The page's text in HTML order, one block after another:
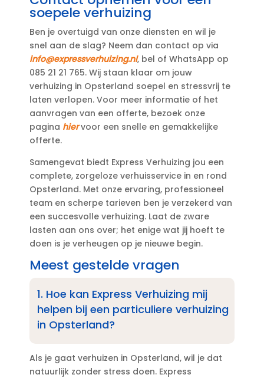
soepele verhuizing
Ben je overtuigd van onze diensten en wil je
snel aan de slag? Neem dan contact op via
info@expressverhuizing.​nl, bel of WhatsApp op
085 21 21 765.​ Wij staan klaar om jouw
verhuizing in Opsterland soepel en stressvrij te
laten verlopen.​ Voor meer informatie of het
aanvragen van een offerte, bezoek onze
pagina hiervoor een snelle en gemakkelijke
offerte.​
Samengevat biedt Express Verhuizing jou een
complete, zorgeloze verhuisservice in en rond
Opsterland.​ Met onze ervaring, professioneel
team en scherpe tarieven ben je verzekerd van
een succesvolle verhuizing.​ Laat de zware
lasten aan ons over; het enige wat jij hoeft te
doen is je verheugen op je nieuwe begin.​
Meest gestelde vragen
1.​ Hoe kan Express Verhuizing mij
helpen bij een particuliere verhuizing
in Opsterland?
Als je gaat verhuizen in Opsterland, wil je dat
natuurlijk zonder stress doen.​ Express